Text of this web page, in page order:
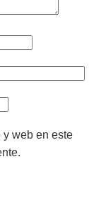
y web en este